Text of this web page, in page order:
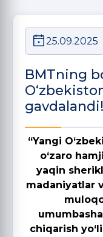
25.09.2025
BMTning
gavdalandi!
“Yangi
o‘zaro
yaqin
madaniyatlar
chiqarish